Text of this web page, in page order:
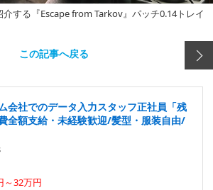
する『Escape from Tarkov』パッチ0.14トレイ
この記事へ戻る
会社でのデータ入力スタッフ正社員「残
全額支給・未経験歓迎/髪型・服装自由/
～32万円